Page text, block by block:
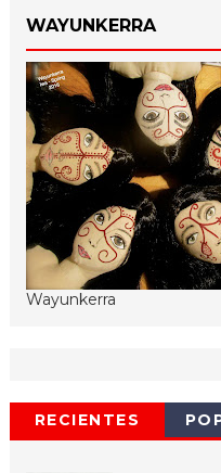
WAYUNKERRA
Wayunkerra
RECIENTES